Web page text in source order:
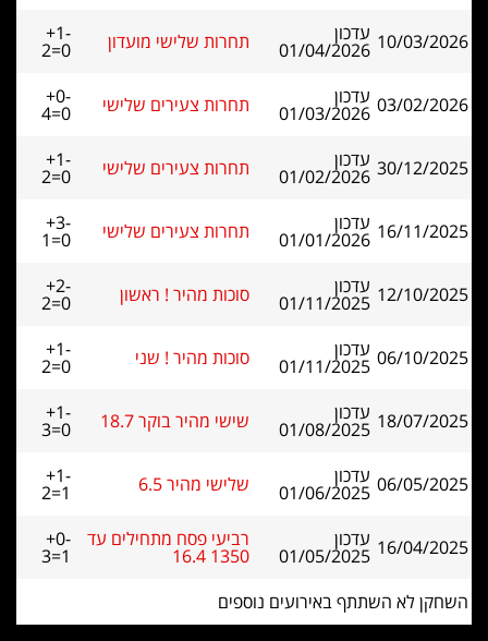
10/03/2026 עדכון
01/04/2026 תחרות שלישי מועדון +1-
2=0
03/02/2026 עדכון
01/03/2026 תחרות צעירים שלישי +0-
4=0
30/12/2025 עדכון
01/02/2026 תחרות צעירים שלישי +1-
2=0
16/11/2025 עדכון
01/01/2026 תחרות צעירים שלישי +3-
1=0
12/10/2025 עדכון
01/11/2025 סוכות מהיר ! ראשון +2-
2=0
06/10/2025 עדכון
01/11/2025 סוכות מהיר ! שני +1-
2=0
18/07/2025 עדכון
01/08/2025 שישי מהיר בוקר 18.7 +1-
3=0
06/05/2025 עדכון
01/06/2025 שלישי מהיר 6.5 +1-
2=1
16/04/2025 עדכון
01/05/2025
רביעי פסח מתחילים עד
1350 16.4
+0-
3=1
השחקן לא השתתף באירועים נוספים